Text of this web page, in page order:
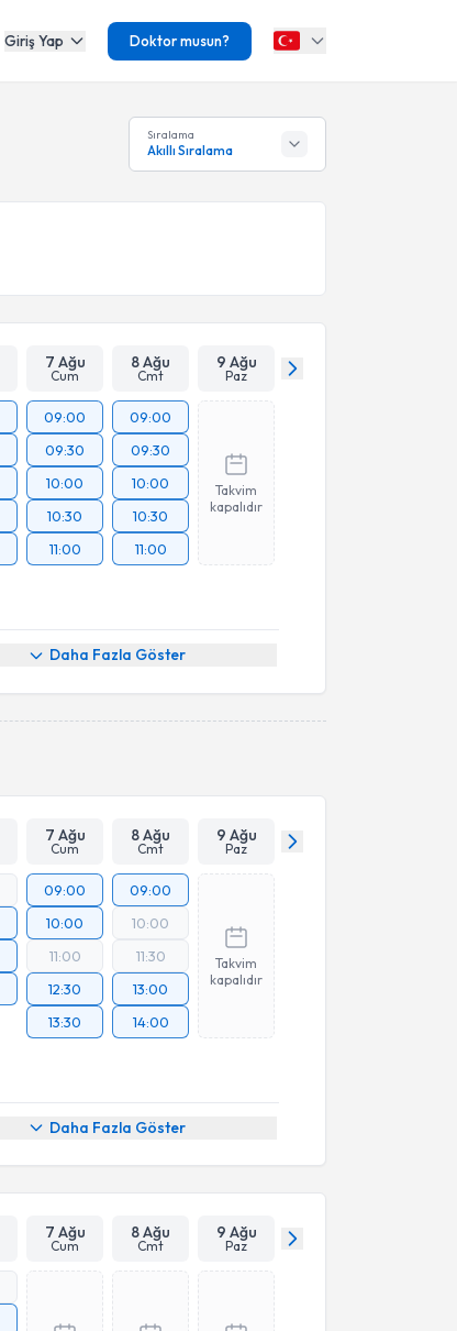
Giriş Yap Doktor musun?
Sıralama
Akıllı Sıralama
7 Ağu
Cum
8 Ağu
Cmt
9 Ağu
Paz
09:00
09:30
10:00
10:30
11:00
09:00
09:30
10:00
10:30
11:00
Takvim
kapalıdır
Daha Fazla Göster
7 Ağu
Cum
8 Ağu
Cmt
9 Ağu
Paz
09:00
10:00
11:00
12:30
13:30
09:00
10:00
11:30
13:00
14:00
Takvim
kapalıdır
Daha Fazla Göster
7 Ağu
Cum
8 Ağu
Cmt
9 Ağu
Paz